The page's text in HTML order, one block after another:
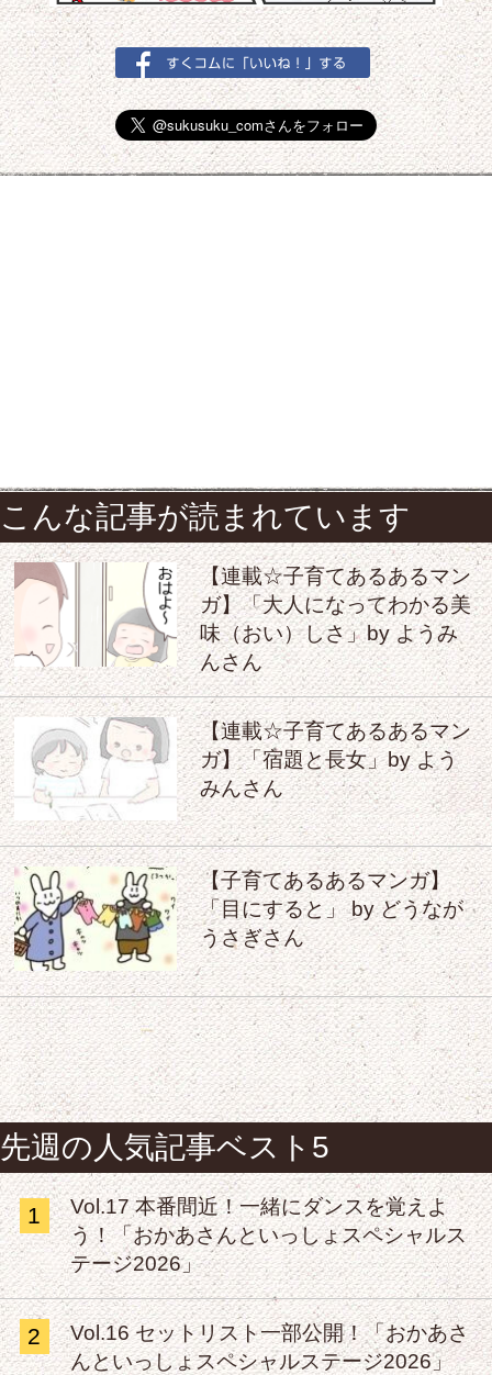
こんな記事が読まれています
【連載☆子育てあるあるマン
ガ】「大人になってわかる美
味（おい）しさ」by ようみ
んさん
【連載☆子育てあるあるマン
ガ】「宿題と長女」by よう
みんさん
【子育てあるあるマンガ】
「目にすると」 by どうなが
うさぎさん
先週の人気記事ベスト5
1
Vol.17 本番間近！一緒にダンスを覚えよ
う！「おかあさんといっしょスペシャルス
テージ2026」
2
Vol.16 セットリスト一部公開！「おかあさ
んといっしょスペシャルステージ2026」